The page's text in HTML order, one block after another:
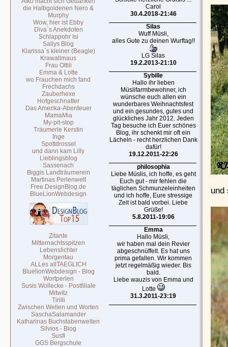
die Halbgoldenen Nero &
Murphy
Wow, hier ist Ebby
Diva`s Anekdoten
Schlappohr Isi
Sallys Blog
Klarissa`s kleiner (Beagle)
Krawallmaus
Frau Ottili
Emma & Lotte
wo Frauchen mich fand
Frechdachs
Zauberhexe
Hofgeschnatter
Das Amerika-Abenteuer
MamaMia
My-pit-stop
Träumerle Kerstin
Inge
Spottdrossel
und dann kam Lilly
Lieblingsblog
Sassenach
Biggis Landträumerein
Martinas Perlenwelt
Free.DesignBlog.de
BlueLionWebdesign
Zitante
Mitternachtsspitzen
Lebenslichter
Morgentau
ALLes allTAEGLICH
BluelionWebdesign - Blog
Wortperlen
Susis Wollecke - Postfiliale
Mitwitz
Tirilli
Zwischen Wellen und Worten
SaschaSalamander
Katharinas Buchstabenwelten
Silvios - Blog
Susfi
GGS Bergschule
Carol
30.4.2018-21:46
Silas
Wuff Müsli,
alles Gute zu deinen Wurftag!!
LG Silas
19.2.2013-21:10
Sybille
Hallo ihr lieben
Müslifarmbewohner, ich
wünsche euch allen ein
wunderbares Weihnachtsfest
und ein gesundes, gutes und
glückliches Jahr 2012. Jeden
Tag besuche ich Euer schönes
Blog, ihr schenkt mir oft ein
Lächeln - recht herzlichen Dank
dafür!
19.12.2011-22:26
philosophia
Liebe Müslis, ich hoffe, es geht
Euch gut - mir fehlen die
täglichen Schmunzeleinheiten
und ich hoffe, Eure stressige
Zeit ist bald vorbei. Liebe
Grüße!
5.8.2011-19:06
Emma
Hallo Müsli,
wir haben mal dein Revier
abgeschnüffelt. Es hat uns
prima gefallen. Wir kommen
jetzt regelmäßig wieder. Bis
bald.
Liebe wauzis von Emma und
Lotte
31.3.2011-23:19
und